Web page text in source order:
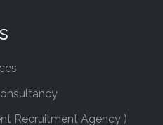
Recruitment Agency )